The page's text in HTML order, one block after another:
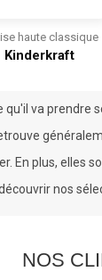
haute classique
Kinderkraft
qu'il va
En plus, elles
nos
NOS